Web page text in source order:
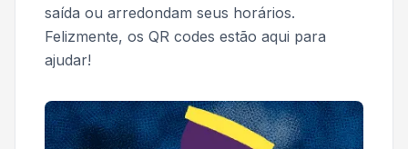
saída ou arredondam seus horários.
Felizmente, os QR codes estão aqui para
ajudar!